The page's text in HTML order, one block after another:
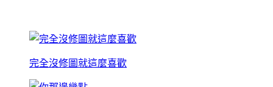
完全沒修圖就這麼喜歡